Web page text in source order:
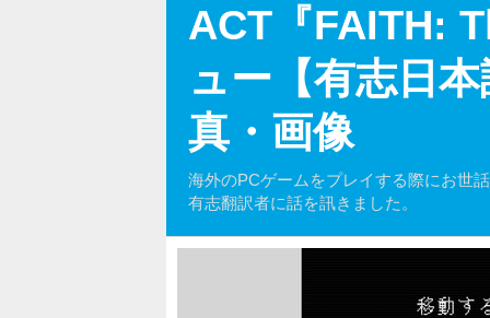
ACT『FAITH:
ュー【有志日
真・画像
海外のPCゲームをプレイする際にお世
有志翻訳者に話を訊きました。